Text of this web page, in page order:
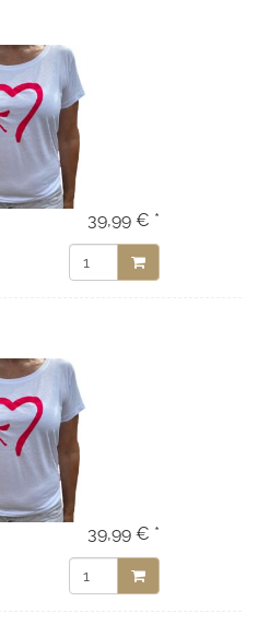
39,99 € *
39,99 € *